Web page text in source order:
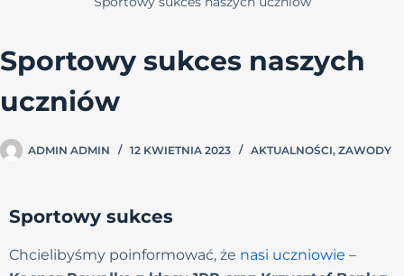
Sportowy sukces naszych
uczniów
ADMIN ADMIN 12 KWIETNIA 2023 AKTUALNOŚCI, ZAWODY
Sportowy sukces
Chcielibyśmy poinformować, że nasi uczniowie –